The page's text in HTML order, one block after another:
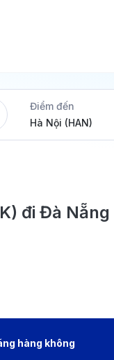
Điểm đến
đi Đà Nẵng
hàng không